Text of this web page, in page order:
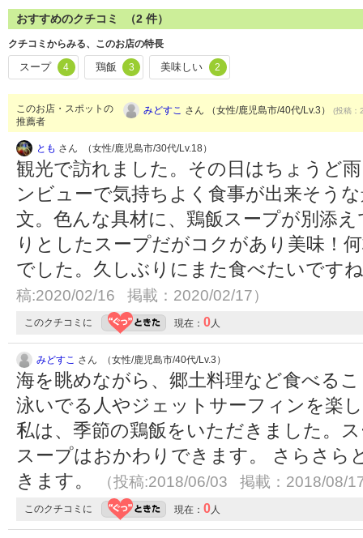
おすすめのクチコミ （2 件）
クチコミからみる、このお店の特長
スープ 4 鶏飯 3 美味しい 2
このお店・スポットの
推薦者
みどすこ さん （女性/鹿児島市/40代/Lv.3） (投稿
とも さん （女性/鹿児島市/30代/Lv.18）
観光で訪れました。その日はちょうど
ンビューで気持ちよく食事が出来そう
文。色んな具材に、鶏飯スープが別添
りとしたスープだがコクがあり美味！
でした。久しぶりにまた食べたいです
稿:2020/02/16 掲載：2020/02/17）
このクチコミに 現在： 0 人
みどすこ さん （女性/鹿児島市/40代/Lv.3）
海を眺めながら、郷土料理など食べる
泳いでる人やジェットサーフィンを楽
私は、季節の鶏飯をいただきました。
スープはおかわりできます。 さらさら
きます。
（投稿:2018/06/03 掲載：2018/08/
このクチコミに 現在： 0 人